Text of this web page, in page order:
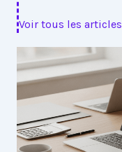
Voir tous les articles